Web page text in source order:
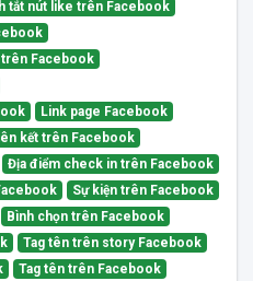
tắt nút like trên Facebook
trên Facebook
Link page Facebook
kết trên Facebook
Địa điểm check in trên Facebook
Sự kiện trên Facebook
Bình chọn trên Facebook
Tag tên trên story Facebook
Tag tên trên Facebook